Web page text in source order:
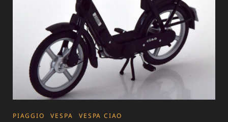
CATEGORIES
PIAGGIO VESPA VESPA CIAO